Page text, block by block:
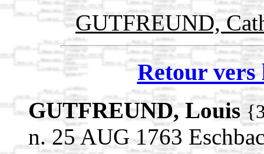
GUTFREUND,
Retour vers
GUTFREUND, Louis
n. 25 AUG 1763